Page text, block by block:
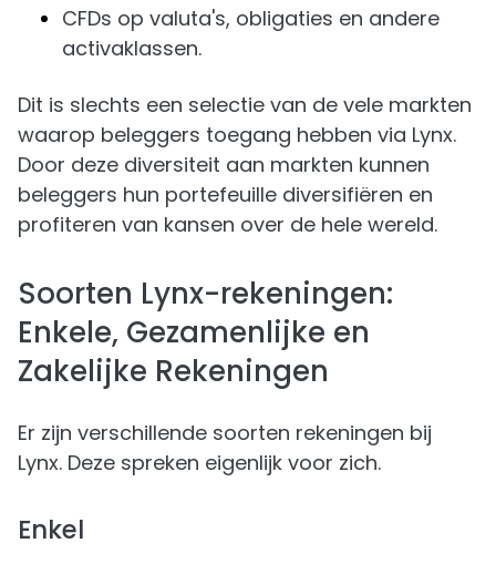
CFDs op valuta's, obligaties en andere
activaklassen.
Dit is slechts een selectie van de vele markten
waarop beleggers toegang hebben via Lynx.
Door deze diversiteit aan markten kunnen
beleggers hun portefeuille diversifiëren en
profiteren van kansen over de hele wereld.
Soorten Lynx-rekeningen:
Enkele, Gezamenlijke en
Zakelijke Rekeningen
Er zijn verschillende soorten rekeningen bij
Lynx. Deze spreken eigenlijk voor zich.
Enkel